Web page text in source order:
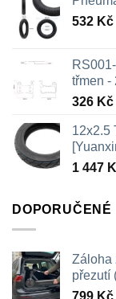
532 Kč
třmen -
326 Kč
12x2.5
1 447
DOPORUČENÉ
Záloha
přezutí
799 Kč